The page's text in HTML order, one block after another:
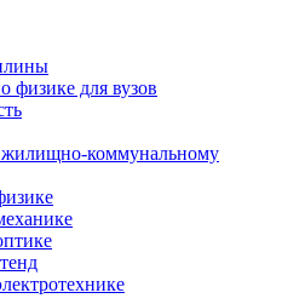
физике для вузов
жилищно-коммунальному